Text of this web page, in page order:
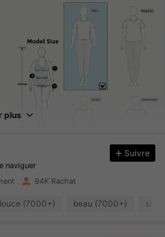
plus
Suivre
94K Rachat
(7000+) beau (7000+) si